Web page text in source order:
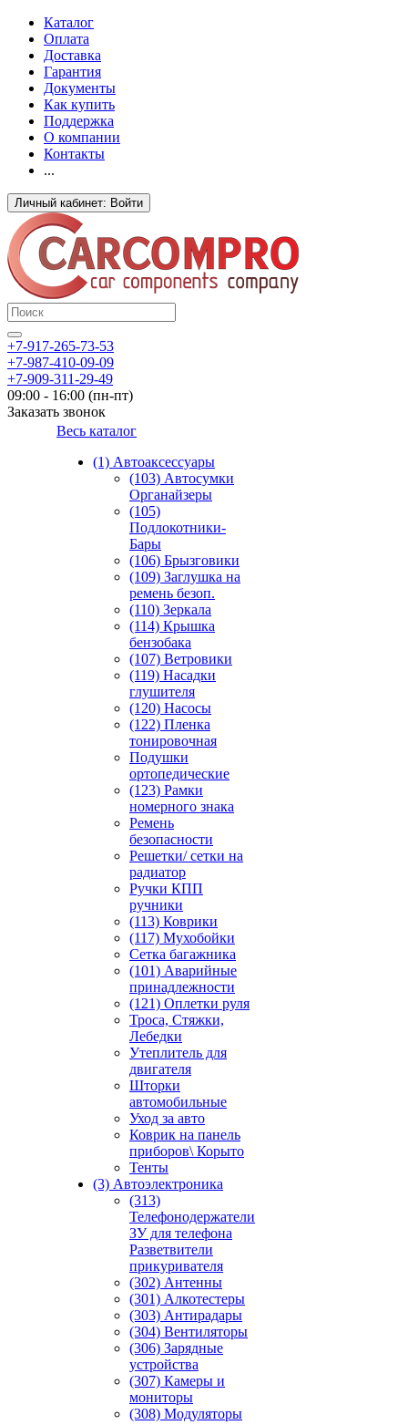
Каталог
Оплата
Доставка
Гарантия
Документы
Как купить
Поддержка
О компании
Контакты
...
Личный кабинет: Войти
+7-917-265-73-53
+7-987-410-09-09
+7-909-311-29-49
09:00 - 16:00 (пн-пт)
Заказать звонок
Весь каталог
(1) Автоаксессуары
(103) Автосумки
Органайзеры
(105)
Подлокотники-
Бары
(106) Брызговики
(109) Заглушка на
ремень безоп.
(110) Зеркала
(114) Крышка
бензобака
(107) Ветровики
(119) Насадки
глушителя
(120) Насосы
(122) Пленка
тонировочная
Подушки
ортопедические
(123) Рамки
номерного знака
Ремень
безопасности
Решетки/ сетки на
радиатор
Ручки КПП
ручники
(113) Коврики
(117) Мухобойки
Сетка багажника
(101) Аварийные
принадлежности
(121) Оплетки руля
Троса, Стяжки,
Лебедки
Утеплитель для
двигателя
Шторки
автомобильные
Уход за авто
Коврик на панель
приборов\ Корыто
Тенты
(3) Автоэлектроника
(313)
Телефонодержатели
ЗУ для телефона
Разветвители
прикуривателя
(302) Антенны
(301) Алкотестеры
(303) Антирадары
(304) Вентиляторы
(306) Зарядные
устройства
(307) Камеры и
мониторы
(308) Модуляторы